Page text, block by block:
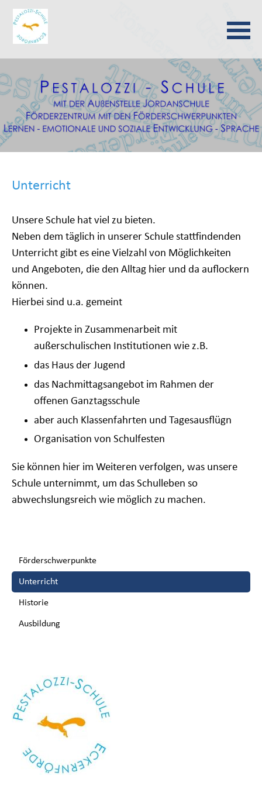
überspringen
Unterricht
Unsere Schule hat viel zu bieten.
Neben dem täglich in unserer Schule stattfindenden
Unterricht gibt es eine Vielzahl von Möglichkeiten
und Angeboten, die den Alltag hier und da auflockern
können.
Hierbei sind u.a. gemeint
Projekte in Zusammenarbeit mit
außerschulischen Institutionen wie z.B.
das Haus der Jugend
das Nachmittagsangebot im Rahmen der
offenen Ganztagsschule
aber auch Klassenfahrten und Tagesausflügn
Organisation von Schulfesten
Sie können hier im Weiteren verfolgen, was unsere
Schule unternimmt, um das Schulleben so
abwechslungsreich wie möglich zu machen.
überspringen
Förderschwerpunkte
Unterricht
Historie
Ausbildung